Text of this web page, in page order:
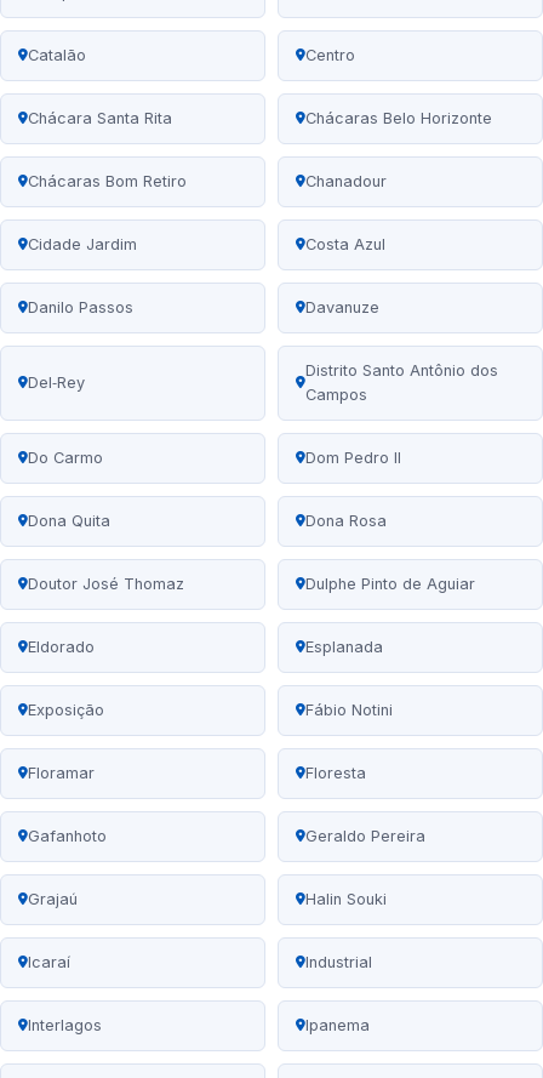
Catalão Centro
Chácara Santa Rita Chácaras Belo Horizonte
Chácaras Bom Retiro Chanadour
Cidade Jardim Costa Azul
Danilo Passos Davanuze
Del‑Rey
Distrito Santo Antônio dos
Campos
Do Carmo Dom Pedro II
Dona Quita Dona Rosa
Doutor José Thomaz Dulphe Pinto de Aguiar
Eldorado Esplanada
Exposição Fábio Notini
Floramar Floresta
Gafanhoto Geraldo Pereira
Grajaú Halin Souki
Icaraí Industrial
Interlagos Ipanema